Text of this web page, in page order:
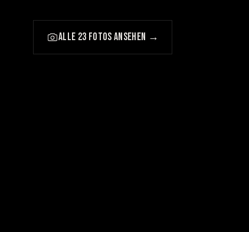
ALLE 23 FOTOS ANSEHEN →